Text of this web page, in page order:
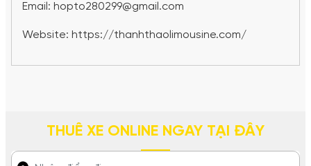
Email: hopto280299@gmail.com
Website: https://thanhthaolimousine.com/
THUÊ XE ONLINE NGAY TẠI ĐÂY